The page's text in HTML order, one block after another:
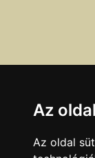
Az
Az oldal